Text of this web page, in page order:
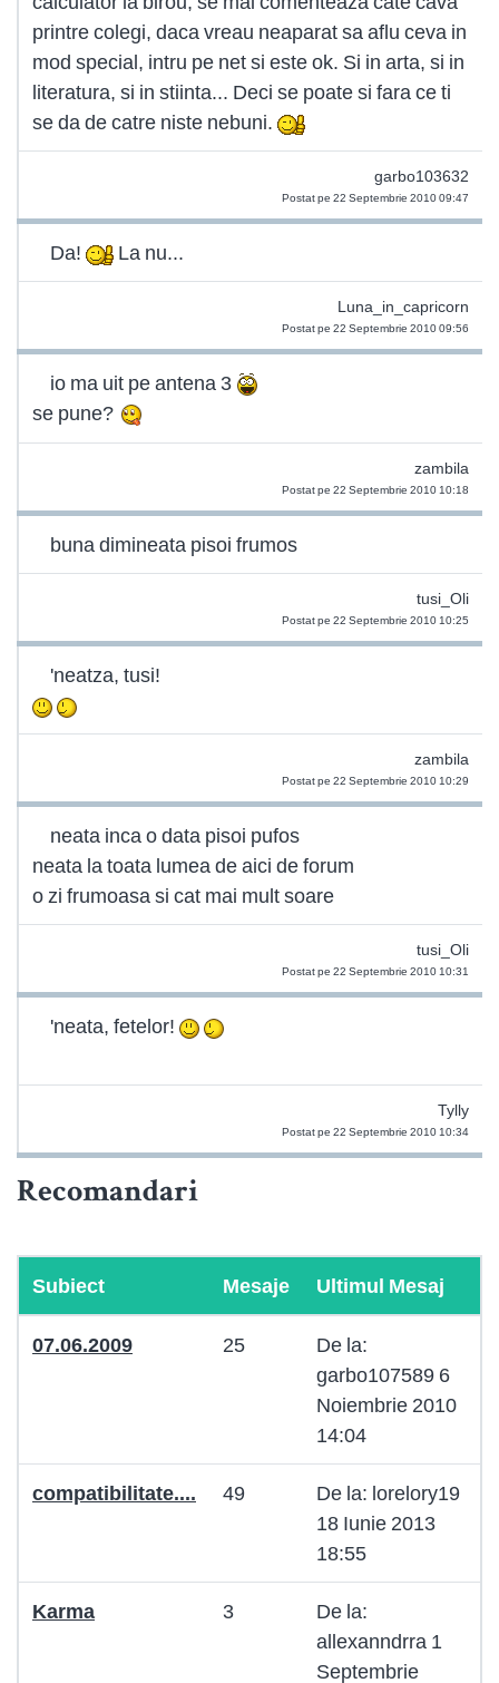
printre colegi, daca vreau neaparat sa aflu ceva in
mod special, intru pe net si este ok. Si in arta, si in
literatura, si in stiinta... Deci se poate si fara ce ti
se da de catre niste nebuni.
garbo103632
Postat pe 22 Septembrie 2010 09:47
Da! La nu...
Luna_in_capricorn
Postat pe 22 Septembrie 2010 09:56
io ma uit pe antena 3
se pune?
zambila
Postat pe 22 Septembrie 2010 10:18
buna dimineata pisoi frumos
tusi_Oli
Postat pe 22 Septembrie 2010 10:25
'neatza, tusi!
zambila
Postat pe 22 Septembrie 2010 10:29
neata inca o data pisoi pufos
neata la toata lumea de aici de forum
o zi frumoasa si cat mai mult soare
tusi_Oli
Postat pe 22 Septembrie 2010 10:31
'neata, fetelor!
Tylly
Postat pe 22 Septembrie 2010 10:34
Recomandari
Subiect Mesaje Ultimul Mesaj
07.06.2009 25
De la:
garbo107589 6
Noiembrie 2010
14:04
compatibilitate.... 49
De la: lorelory19
18 Iunie 2013
18:55
Karma 3
De la:
allexanndrra 1
Septembrie